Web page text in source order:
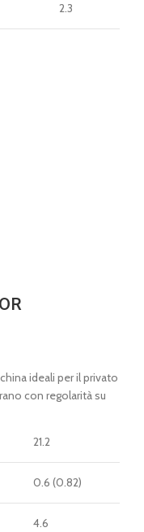
2.3
ideali per il privato
con regolarità su
21.2
0.6 (0.82)
4.6